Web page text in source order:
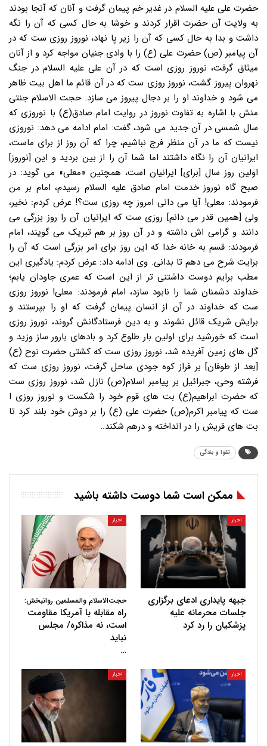
حضرت علی علیه السلام در غدیر خم پیمان گرفت و آنان که آنجا بودند
به ولایت آن حضرت اقرار کردند و خوشا به حال کسی که آن را نگه
داشت و بدا به حال کسی که آن را زیر پا نهاد، نوروز روزی ست که در
آن پیامبر (ص) حضرت علی (ع) را با وادی جنیان مواجه کرد و از آنان
میثاق گرفت، نوروز روزی است که در آن علی علیه السلام در جنگ
نهروان پیروز گشت، نوروز روزی ست که در آن قائم ما اهل بیت ظاهر
می شود و خداوند او را بر دجال پیروز می سازد. حجت الاسلام جنتی
منش با اشاره به تفاوت نوروز در روایت امام صادق(ع) با نوروزی که
سال شمسی در آن جدید می شود، گفت: امام ادامه می دهد: نوروزی
نیست که ما در آن منظر فرج نباشیم، چرا که آن روز از برای ماست،
ایرانیان آن را نگاه داشتند اما شما آن را از بین بردید و این [نوروز]
اولین روز سال [برای] ایرانیان است، همچنین «معلی» می گوید: در
صبح گاه نوروز خدمت امام صادق علیه السلام رسیدم، امام بر من
فرمودند: معلی! آیا می دانی امروز چه روزی ست؟! عرض کردم: نخیر،
ولی [همین قدر می دانم] روزی ست که ایرانیان آن را روز بزرگی می
دانند و گرامی اش داشته و در آن روز بر هم تبریک می گویند، امام
فرمودند: قسم به خانه خدا که این روز برای امر بزرگی است که آن را
برایت شرح می دهم تا بدانی. وی ادامه داد: عرض کردم: یادگیری این
مطب برایم دوست داشتنی تر از این است که عمری جاودان یابم؛
خداوند دشمنان شما را نابود سازد، امام فرمودند: معلی! نوروز روزی
ست که خداوند در آن از انسان پیمان گرفت که او را بپرستند و
برایش شریک قائل نشوند و به دین فرستادگانش گروند، نوروز روزی
است که خورشید برای اولین بار طلوع کرد و بادهای بارور ساز وزید و
گل های زمین آفریده شد، نوروز روزی ست که کشتی حضرت نوح (ع)
[بعد از طوفان] بر فراز کوه جودی ساحل گرفت، نوروز روزی ست که
فرشته وحی، جبرائیل بر پیامبر اسلام(ص) نازل شد، نوروز روزی ست
که حضرت ابراهیم(ع) بت های قوم خود را شکست و نوروز روزی ا
ست که پیامبر اکرم(ص) حضرت علی (ع) را بر دوش خود بلند کرد تا
بت های قریش را در انداخته و درهم شکند..
تقوا و بندگی
ممکن است شما دوست داشته باشید
اخبار
جبهه پایداری ادعای برگزاری
جلسات محرمانه علیه
پزشکیان را رد کرد
اخبار
حجت‌الاسلام والمسلمین روانبخش:
راه مقابله با آمریکا مقاومت
است، نه مذاکره/ مجلس
نباید
…
اخبار اخبار